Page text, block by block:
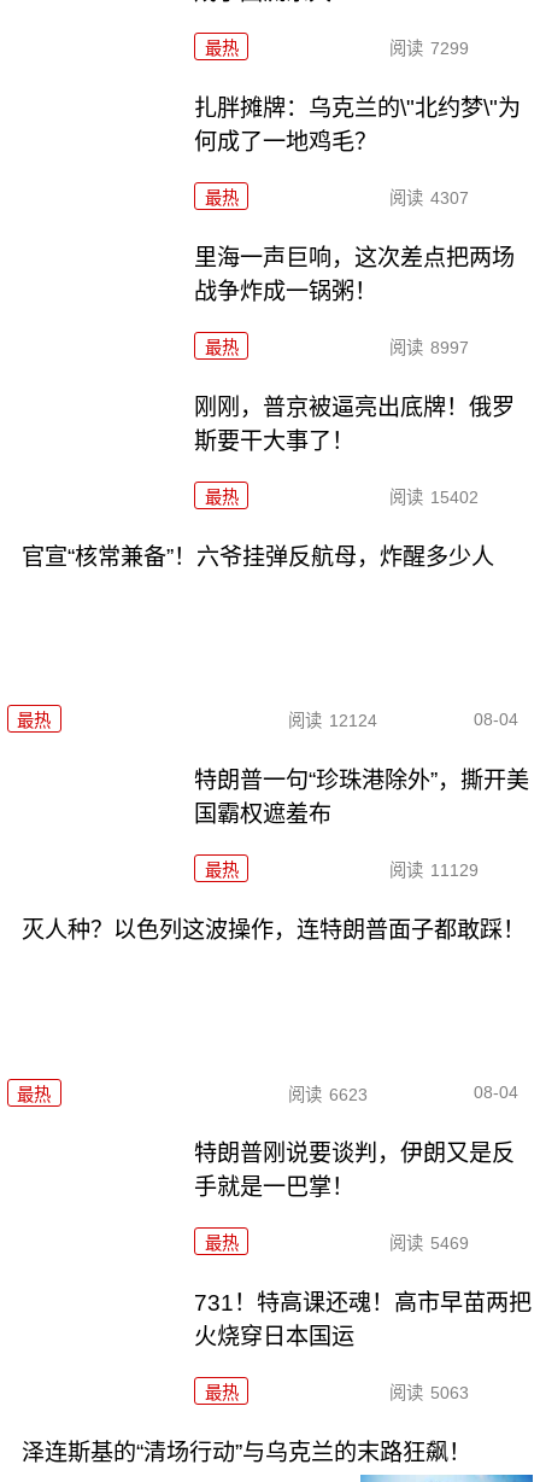
最热 阅读 7299
扎胖摊牌：乌克兰的\"北约梦\"为
何成了一地鸡毛？
最热 阅读 4307
里海一声巨响，这次差点把两场
战争炸成一锅粥！
最热 阅读 8997
刚刚，普京被逼亮出底牌！俄罗
斯要干大事了！
最热 阅读 15402
官宣“核常兼备”！六爷挂弹反航母，炸醒多少人
最热 阅读 12124 08-04
特朗普一句“珍珠港除外”，撕开美
国霸权遮羞布
最热 阅读 11129
灭人种？以色列这波操作，连特朗普面子都敢踩！
最热 阅读 6623 08-04
特朗普刚说要谈判，伊朗又是反
手就是一巴掌！
最热 阅读 5469
731！特高课还魂！高市早苗两把
火烧穿日本国运
最热 阅读 5063
泽连斯基的“清场行动”与乌克兰的末路狂飙！